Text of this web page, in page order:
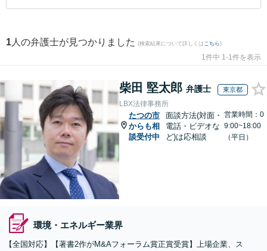
1 人の弁護士が見つかりました (検索結果について詳しくは こちら)
1件中 1-1件を表示
柴田 堅太郎 弁護士 東京都
LBX法律事務所
たつの市
からも相
談受付中
面談方法(対面・
電話・ビデオな
ど)は応相談
営業時間：0
9:00~18:00
（平日）
環境・エネルギー業界
【全国対応】【著書2作がM&Aフォーラム賞正賞受賞】上場企業、ス